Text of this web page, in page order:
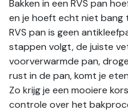
Bakken in een RVS pan
en je hoeft echt niet bang
RVS pan is geen
stappen volgt, de juiste
voorverwarmde pan,
rust in de pan, komt je
Zo krijg je een mooiere
controle over het